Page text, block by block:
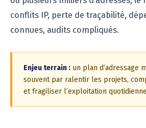
conflits IP, perte de traçabilité,
connues, audits compliqués.
Enjeu terrain : un plan d’adressage
souvent par ralentir les projets,
et fragiliser l’exploitation